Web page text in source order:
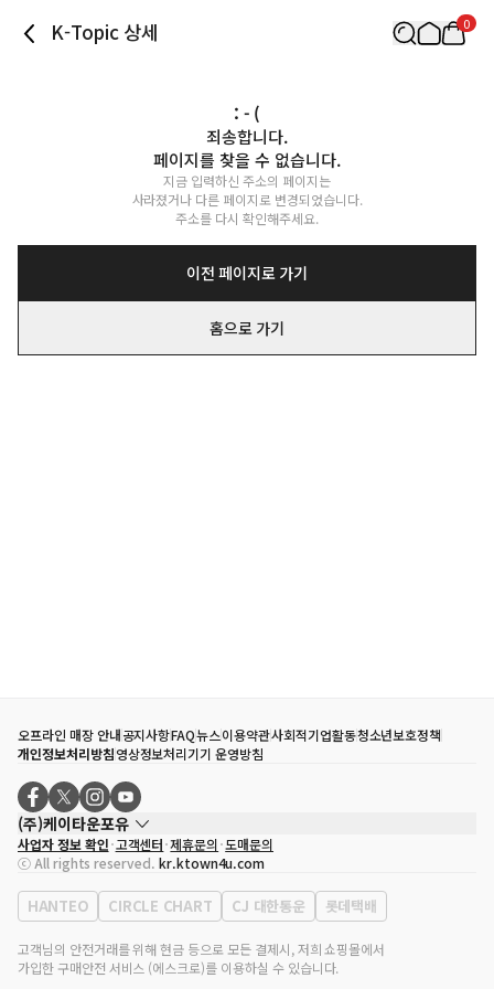
K-Topic 상세 0
: - (
죄송합니다.
페이지를 찾을 수 없습니다.
지금 입력하신 주소의 페이지는
사라졌거나 다른 페이지로 변경되었습니다.
주소를 다시 확인해주세요.
이전 페이지로 가기
홈으로 가기
오프라인 매장 안내공지사항FAQ뉴스이용약관사회적기업활동청소년보호정책
개인정보처리방침영상정보처리기기 운영방침
(주)케이타운포유
대표자
송효민
사업자등록번호
120-87-71116
통신판매업 신고번호 제2011-서울강남-02223
대표전화
02-552-9855
사업자 정보 확인 고객센터 제휴문의 도매문의
ⓒ All rights reserved. kr.ktown4u.com
HANTEO CIRCLE CHART CJ 대한통운 롯데택배
고객님의 안전거래를 위해 현금 등으로 모든 결제시, 저희 쇼핑몰에서
가입한 구매안전 서비스 (에스크로)를 이용하실 수 있습니다.